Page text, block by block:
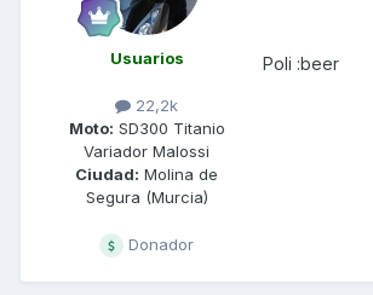
Usuarios
22,2k
Moto: SD300 Titanio
Variador Malossi
Ciudad: Molina de
Segura (Murcia)
Donador
Poli :beer